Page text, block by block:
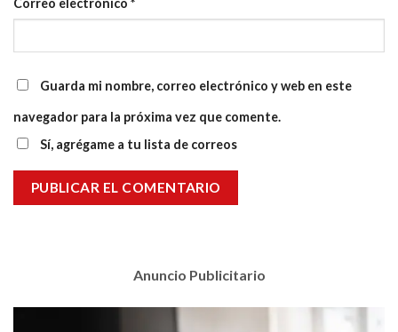
Guarda mi nombre, correo electrónico y web en este
navegador para la próxima vez que comente.
Sí, agrégame a tu lista de correos
Anuncio Publicitario